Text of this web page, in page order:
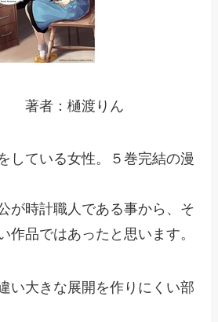
著者：樋渡りん
している女性。５巻完結の漫
が時計職人である事から、そ
作品ではあったと思います。
い大きな展開を作りにくい部